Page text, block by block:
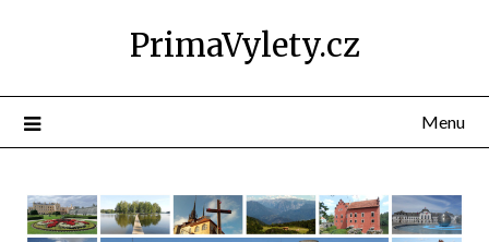
PrimaVylety.cz
Menu